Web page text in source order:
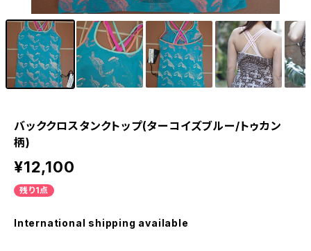
バッククロスタンクトップ(ターコイズブルー/トゥカン
柄)
¥12,100
残り1点
International shipping available